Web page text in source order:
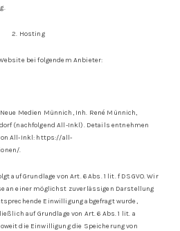
2. Hosting
bei folgendem Anbieter:
Medien Münnich, Inh. René Münnich,
(nachfolgend All-Inkl). Details entnehmen
All-Inkl: https://all-
.
auf Grundlage von Art. 6 Abs. 1 lit. f DSGVO. Wir
an einer möglichst zuverlässigen Darstellung
Einwilligung abgefragt wurde,
auf Grundlage von Art. 6 Abs. 1 lit. a
die Einwilligung die Speicherung von